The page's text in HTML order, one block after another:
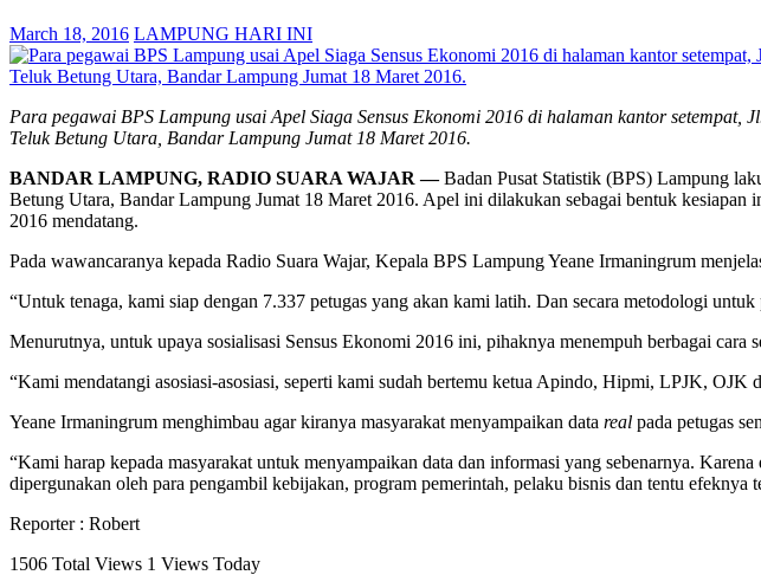
March 18, 2016 LAMPUNG HARI INI
Para pegawai BPS Lampung usai Apel Siaga Sensus Ekonomi 2016 di halaman kantor setempat,
Teluk Betung Utara, Bandar Lampung Jumat 18 Maret 2016.
BANDAR LAMPUNG, RADIO SUARA WAJAR —Badan Pusat Statistik (BPS) Lampung
Betung Utara, Bandar Lampung Jumat 18 Maret 2016. Apel ini dilakukan sebagai bentuk
2016 mendatang.
Pada wawancaranya kepada Radio Suara Wajar, Kepala BPS Lampung Yeane Irmaningrum
“Untuk tenaga, kami siap dengan 7.337 petugas yang akan kami latih. Dan secara metodologi
Menurutnya, untuk upaya sosialisasi Sensus Ekonomi 2016 ini, pihaknya menempuh berbagai cara
“Kami mendatangi asosiasi-asosiasi, seperti kami sudah bertemu ketua Apindo, Hipmi, LPJK, OJK
Yeane Irmaningrum menghimbau agar kiranya masyarakat menyampaikan data real pada petugas
“Kami harap kepada masyarakat untuk menyampaikan data dan informasi yang sebenarnya.
dipergunakan oleh para pengambil kebijakan, program pemerintah, pelaku bisnis dan tentu
Reporter : Robert
1506 Total Views 1 Views Today